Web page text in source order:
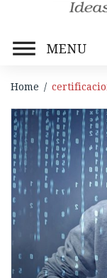
MENU
Home /